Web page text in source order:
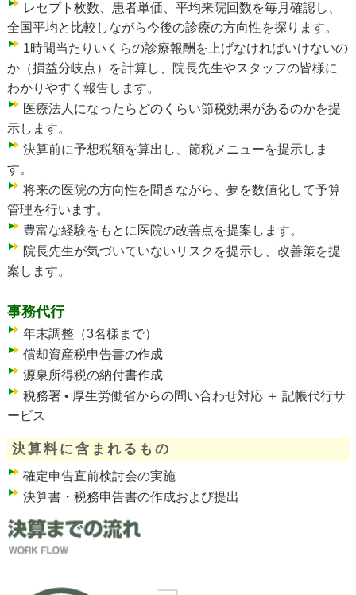
レセプト枚数、患者単価、平均来院回数を毎月確認し、
全国平均と比較しながら今後の診療の方向性を探ります。
1時間当たりいくらの診療報酬を上げなければいけないの
か（損益分岐点）を計算し、院長先生やスタッフの皆様に
わかりやすく報告します。
医療法人になったらどのくらい節税効果があるのかを提
示します。
決算前に予想税額を算出し、節税メニューを提示しま
す。
将来の医院の方向性を聞きながら、夢を数値化して予算
管理を行います。
豊富な経験をもとに医院の改善点を提案します。
院長先生が気づいていないリスクを提示し、改善策を提
案します。
事務代行
年末調整（3名様まで）
償却資産税申告書の作成
源泉所得税の納付書作成
税務署 • 厚生労働省からの問い合わせ対応 ＋ 記帳代行サ
ービス
決算料に含まれるもの
確定申告直前検討会の実施
決算書・税務申告書の作成および提出